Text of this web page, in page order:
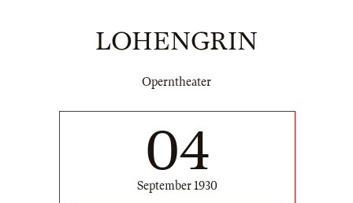
LOHENGRIN
Operntheater
04
September 1930